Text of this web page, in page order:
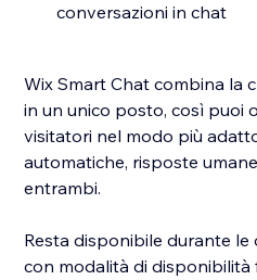
conversazioni in chat
Wix Smart Chat combina la
in un unico posto, così puoi
visitatori nel modo più
automatiche, risposte
entrambi.
Resta disponibile durante
con modalità di disponibilità